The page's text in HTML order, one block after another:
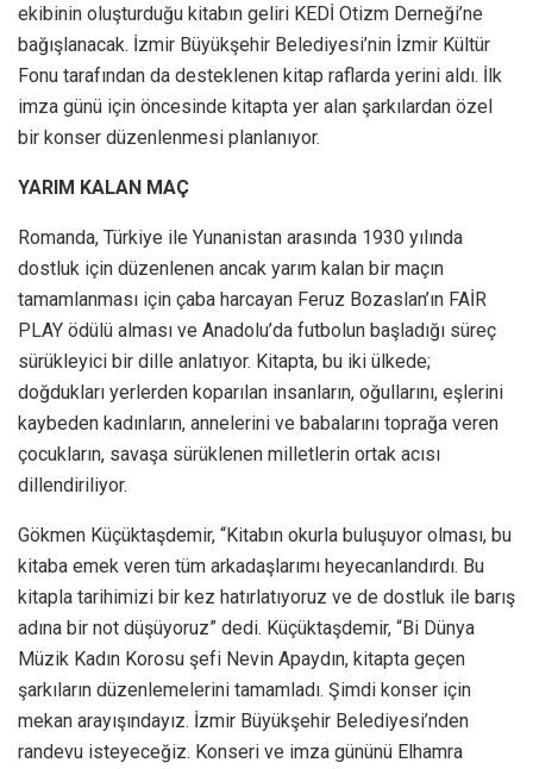
ekibinin oluşturduğu kitabın geliri KEDİ Otizm Derneği’ne
bağışlanacak. İzmir Büyükşehir Belediyesi’nin İzmir Kültür
Fonu tarafından da desteklenen kitap raflarda yerini aldı. İlk
imza günü için öncesinde kitapta yer alan şarkılardan özel
bir konser düzenlenmesi planlanıyor.
YARIM KALAN MAÇ
Romanda, Türkiye ile Yunanistan arasında 1930 yılında
dostluk için düzenlenen ancak yarım kalan bir maçın
tamamlanması için çaba harcayan Feruz Bozaslan’ın FAİR
PLAY ödülü alması ve Anadolu’da futbolun başladığı süreç
sürükleyici bir dille anlatıyor. Kitapta, bu iki ülkede;
doğdukları yerlerden koparılan insanların, oğullarını, eşlerini
kaybeden kadınların, annelerini ve babalarını toprağa veren
çocukların, savaşa sürüklenen milletlerin ortak acısı
dillendiriliyor.
Gökmen Küçüktaşdemir, “Kitabın okurla buluşuyor olması, bu
kitaba emek veren tüm arkadaşlarımı heyecanlandırdı. Bu
kitapla tarihimizi bir kez hatırlatıyoruz ve de dostluk ile barış
adına bir not düşüyoruz” dedi. Küçüktaşdemir, “Bi Dünya
Müzik Kadın Korosu şefi Nevin Apaydın, kitapta geçen
şarkıların düzenlemelerini tamamladı. Şimdi konser için
mekan arayışındayız. İzmir Büyükşehir Belediyesi’nden
randevu isteyeceğiz. Konseri ve imza gününü Elhamra